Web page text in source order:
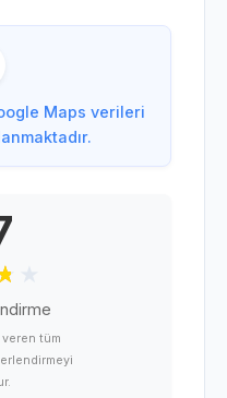
Maps verileri
tüm